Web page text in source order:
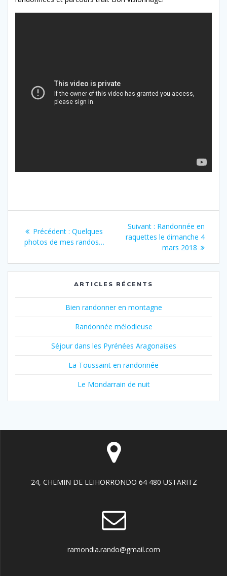
de
l’article
Précédent : Article
précédent
Quelques
photos de mes randos…
Suivant : Article
suivant
Randonnée en
raquettes le dimanche 4
mars 2018
ARTICLES RÉCENTS
Bien randonner en montagne
Randonnée mélodieuse
Séjour dans les Pyrénées Aragonaises
La Toussaint en randonnée
Le Mondarrain de nuit
24, CHEMIN DE LEIHORRONDO 64 480 USTARITZ
ramondia.rando@gmail.com